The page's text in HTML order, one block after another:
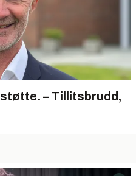
– Tillitsbrudd,